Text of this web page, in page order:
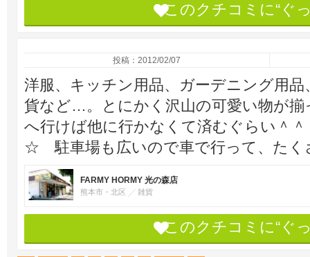
このクチコミに“ぐ
投稿：2012/02/07
洋服、キッチン用品、ガーデニング用
貨など…。とにかく沢山の可愛い物が
へ行けば他に行かなくて済むぐらい＾
☆ 駐車場も広いので車で行って、たく
FARMY HORMY 光の森店
熊本市・北区 雑貨
このクチコミに“ぐ